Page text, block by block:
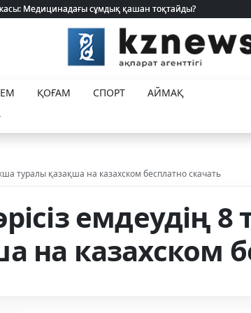
Медицинадағы сұмдық қашан тоқтайды?
Медицинадағы сұмдық қашан тоқтайды?
ҚОҒАМ СПОРТ
АЙМАҚ
туралы қазақша на казахском бесплатно скачать
емдеудің 8
на казахском